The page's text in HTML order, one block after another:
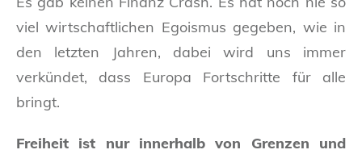
viel wirtschaftlichen Egoismus gegeben, wie in
den letzten Jahren, dabei wird uns immer
verkündet, dass Europa Fortschritte für alle
bringt.
Freiheit ist nur innerhalb von Grenzen und